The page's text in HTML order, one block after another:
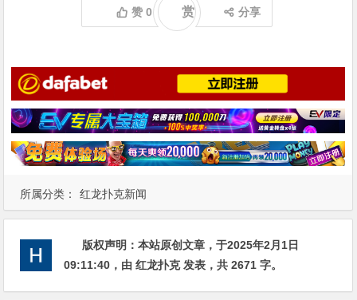
所属分类： 红龙扑克新闻
赞0 赏 分享
版权声明：本站原创文章，于2025年2月1日
09:11:40 ，由红龙扑克发表，共 2671 字。